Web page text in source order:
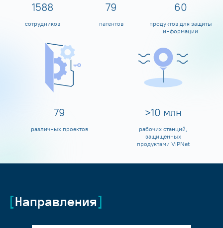
1600
сотрудников
80
патентов
60
продуктов для защиты
информации
80
различных проектов
>10 млн
рабочих станций,
защищенных
продуктами ViPNet
Направления